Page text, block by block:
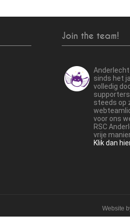
Join the team!
sinds het
volledig
steeds op
voor ons
RSC
vrije
Klik dan
Website